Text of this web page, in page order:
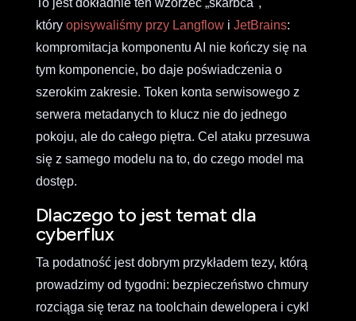
który opisywaliśmy przy Langflowi JetBrains:
kompromitacja komponentu AI nie kończy się na
tym komponencie, bo daje poświadczenia o
szerokim zakresie. Token konta serwisowego z
serwera metadanych to klucz nie do jednego
pokoju, ale do całego piętra. Cel ataku przesuwa
się z samego modelu na to, do czego model ma
dostęp.
Dlaczego to jest temat dla
cyberflux
Ta podatność jest dobrym przykładem tezy, którą
prowadzimy od tygodni: bezpieczeństwo chmury
rozciąga się teraz na toolchain dewelopera i cykl